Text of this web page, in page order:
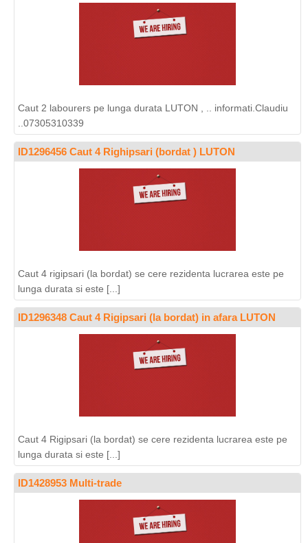
Caut 2 labourers pe lunga durata LUTON , .. informati.Claudiu
..07305310339
ID1296456 Caut 4 Righipsari (bordat ) LUTON
Caut 4 rigipsari (la bordat) se cere rezidenta lucrarea este pe
lunga durata si este [...]
ID1296348 Caut 4 Rigipsari (la bordat) in afara LUTON
Caut 4 Rigipsari (la bordat) se cere rezidenta lucrarea este pe
lunga durata si este [...]
ID1428953 Multi-trade